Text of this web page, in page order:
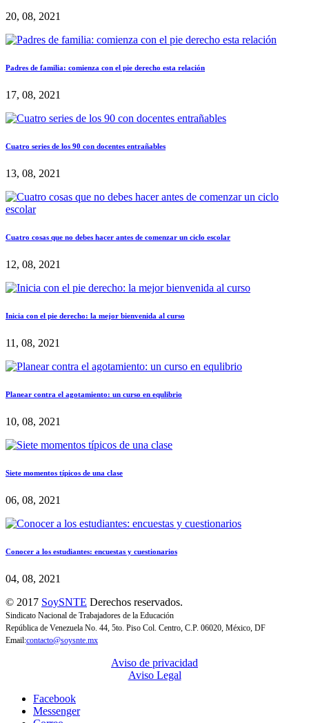
20, 08, 2021
Padres de familia: comienza con el pie derecho esta relación
17, 08, 2021
Cuatro series de los 90 con docentes entrañables
13, 08, 2021
Cuatro cosas que no debes hacer antes de comenzar un ciclo escolar
12, 08, 2021
Inicia con el pie derecho: la mejor bienvenida al curso
11, 08, 2021
Planear contra el agotamiento: un curso en equlibrio
10, 08, 2021
Siete momentos típicos de una clase
06, 08, 2021
Conocer a los estudiantes: encuestas y cuestionarios
04, 08, 2021
© 2017 SoySNTE Derechos reservados.
Sindicato Nacional de Trabajadores de la Educación
República de Venezuela No. 44, 5to. Piso Col. Centro, C.P. 06020, México, DF
Email:contacto@soysnte.mx
Aviso de privacidad
Aviso Legal
Facebook
Messenger